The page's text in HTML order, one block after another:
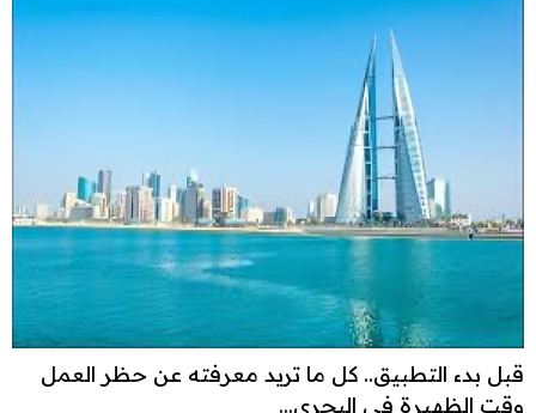
قبل بدء التطبيق.. كل ما تريد معرفته عن حظر العمل
وقت الظهيرة في البحري...